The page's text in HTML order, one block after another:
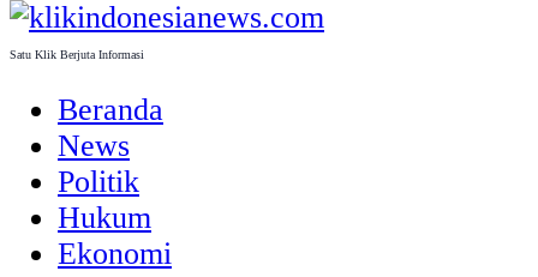
Satu Klik Berjuta Informasi
Beranda
News
Politik
Hukum
Ekonomi